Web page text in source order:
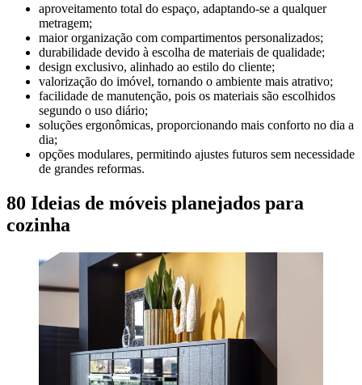
aproveitamento total do espaço, adaptando-se a qualquer
metragem;
maior organização com compartimentos personalizados;
durabilidade devido à escolha de materiais de qualidade;
design exclusivo, alinhado ao estilo do cliente;
valorização do imóvel, tornando o ambiente mais atrativo;
facilidade de manutenção, pois os materiais são escolhidos
segundo o uso diário;
soluções ergonômicas, proporcionando mais conforto no dia a
dia;
opções modulares, permitindo ajustes futuros sem necessidade
de grandes reformas.
80 Ideias de móveis planejados para
cozinha